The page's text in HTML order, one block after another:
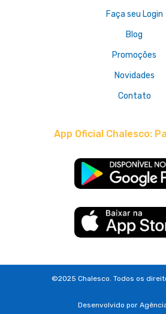
Faça seu Login
Blog
Promoções
Novidades
Contato
App Oficial Chalesco:
©2025 Chalesco. Todos os
Desenvolvido por